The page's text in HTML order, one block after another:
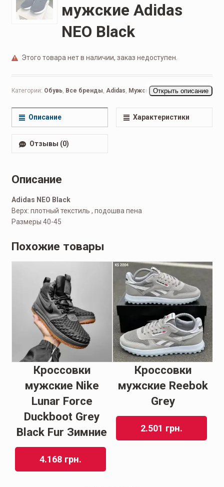
мужские Adidas
NEO Black
Этого товара нет в наличии, заказ недоступен.
Категории: Обувь, Все бренды, Adidas, Мужская обувь,Кроссовки
Открыть описание
Описание Характеристики
Отзывы (0)
Описание
Adidas NEO Black
Верх: плотный текстиль , подошва пена
Размеры 40-45
Похожие товары
Кроссовки
мужские Nike
Lunar Force
Duckboot Grey
Black Fur Зимние
4.168 грн.
Кроссовки
мужские Reebok
Grey
2.501 грн.